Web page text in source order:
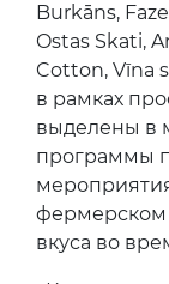
Burkāns,
Ostas Skati,
Cotton, Vīna
в рамках
выделены в
программы
фермерском
вкуса во